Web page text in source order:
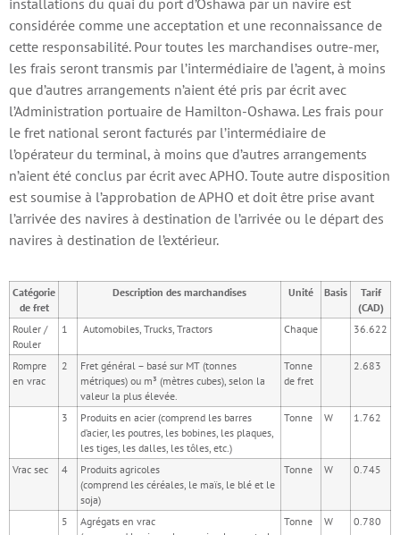
considérée comme une acceptation et une reconnaissance de
cette responsabilité. Pour toutes les marchandises outre-mer,
les frais seront transmis par l’intermédiaire de l’agent, à moins
que d’autres arrangements n’aient été pris par écrit avec
l’Administration portuaire de Hamilton-Oshawa. Les frais pour
le fret national seront facturés par l’intermédiaire de
l’opérateur du terminal, à moins que d’autres arrangements
n’aient été conclus par écrit avec APHO. Toute autre disposition
est soumise à l’approbation de APHO et doit être prise avant
l’arrivée des navires à destination de l’arrivée ou le départ des
navires à destination de l’extérieur.
Catégorie
de fret
Description des marchandises Unité Basis
Tarif
(CAD)
Rouler /
Rouler
1 Automobiles, Trucks, Tractors Chaque 36.622
Rompre
en vrac
2
Fret général – basé sur MT (tonnes
métriques) ou m³ (mètres cubes), selon la
valeur la plus élevée.
Tonne
de fret
2.683
3
Produits en acier (comprend les barres
d’acier, les poutres, les bobines, les plaques,
les tiges, les dalles, les tôles, etc.)
Tonne W 1.762
Vrac sec 4
Produits agricoles
(comprend les céréales, le maïs, le blé et le
soja)
Tonne W 0.745
5
Agrégats en vrac
Tonne W 0.780